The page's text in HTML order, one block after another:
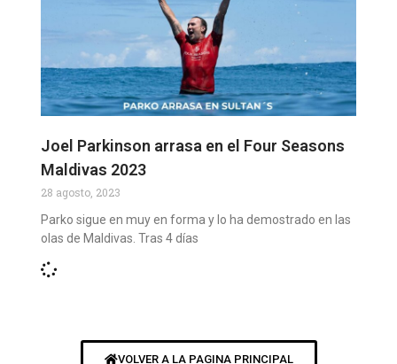
Joel Parkinson arrasa en el Four Seasons
Maldivas 2023
28 agosto, 2023
Parko sigue en muy en forma y lo ha demostrado en las
olas de Maldivas. Tras 4 días
VOLVER A LA PAGINA PRINCIPAL